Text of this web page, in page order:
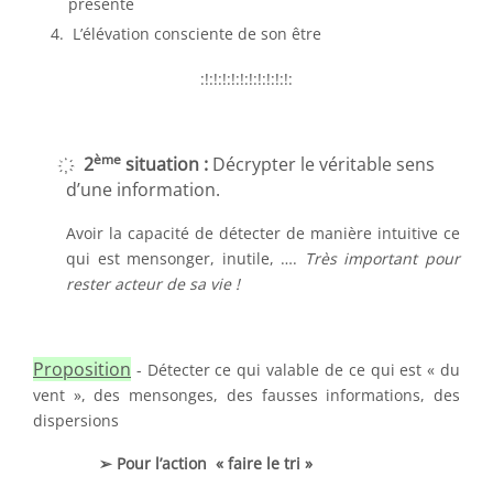
présente
L’élévation consciente de son être
:!:!:!:!:!:!:!:!:!:!:
҉ 2ème situation : Décrypter le véritable sens
d’une information.
Avoir la capacité de détecter de manière intuitive ce
qui est mensonger, inutile, …. Très important pour
rester acteur de sa vie !
Proposition - Détecter ce qui valable de ce qui est « du
vent », des mensonges, des fausses informations, des
dispersions
➢ Pour l’action « faire le tri »